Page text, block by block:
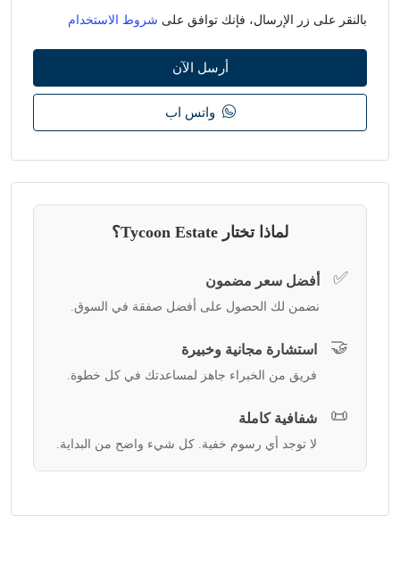
بالنقر على زر الإرسال، فإنك توافق على شروط الاستخدام
أرسل الآن
واتس اب
لماذا تختار Tycoon Estate؟
✅ أفضل سعر مضمون
نضمن لك الحصول على أفضل صفقة في السوق.
🤝 استشارة مجانية وخبيرة
فريق من الخبراء جاهز لمساعدتك في كل خطوة.
📜 شفافية كاملة
لا توجد أي رسوم خفية. كل شيء واضح من البداية.